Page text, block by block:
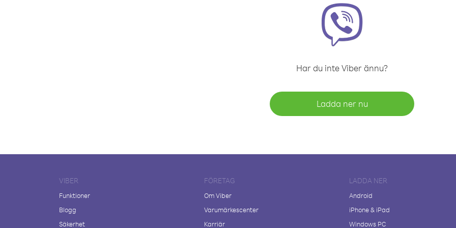
Har du inte Viber ännu?
Ladda ner nu
VIBER
Funktioner
Blogg
Säkerhet
FÖRETAG
Om Viber
Varumärkescenter
Karriär
LADDA NER
Android
iPhone & iPad
Windows PC